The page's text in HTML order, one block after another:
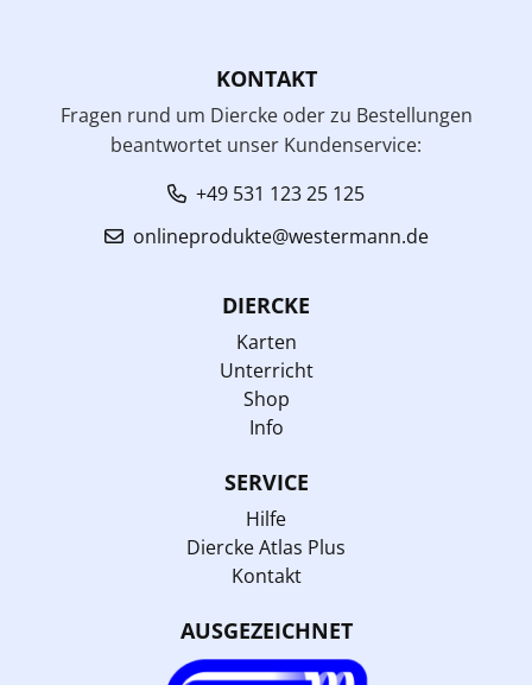
KONTAKT
Fragen rund um Diercke oder zu Bestellungen
beantwortet unser Kundenservice:
+49 531 123 25 125
onlineprodukte@westermann.de
DIERCKE
Karten
Unterricht
Shop
Info
SERVICE
Hilfe
Diercke Atlas Plus
Kontakt
AUSGEZEICHNET